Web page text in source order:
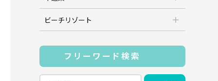
ビーチリゾート
フリーワード検索